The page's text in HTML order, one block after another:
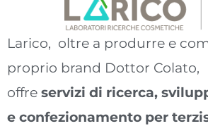
Larico, oltre a produrre e
proprio brand Dottor Colato,
offre servizi di ricerca,
e confezionamento per